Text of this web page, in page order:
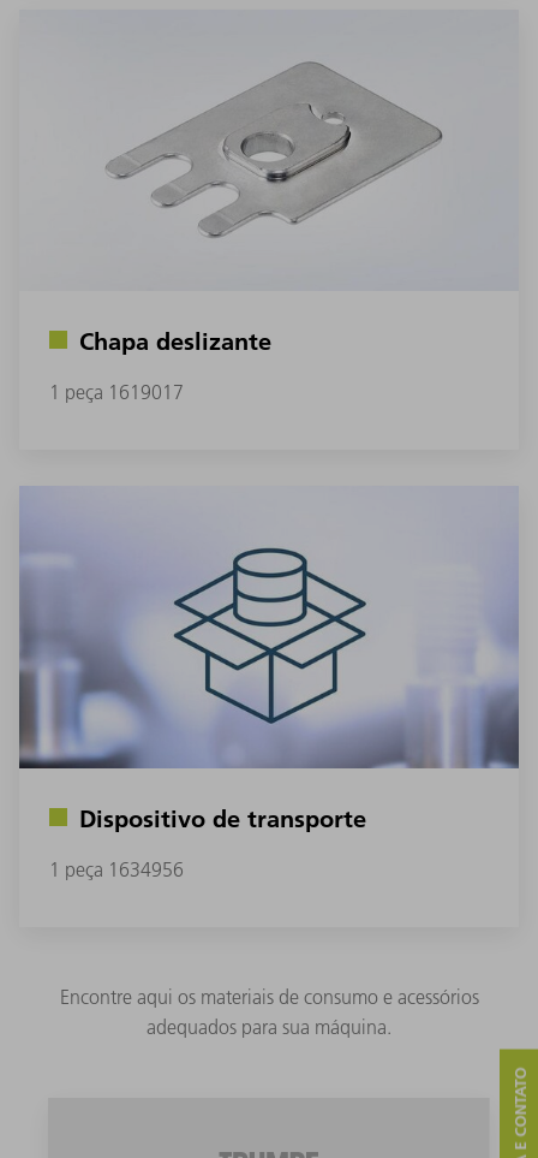
Chapa deslizante
1 peça 1619017
Dispositivo de transporte
1 peça 1634956
Encontre aqui os materiais de consumo e acessórios
adequados para sua máquina.